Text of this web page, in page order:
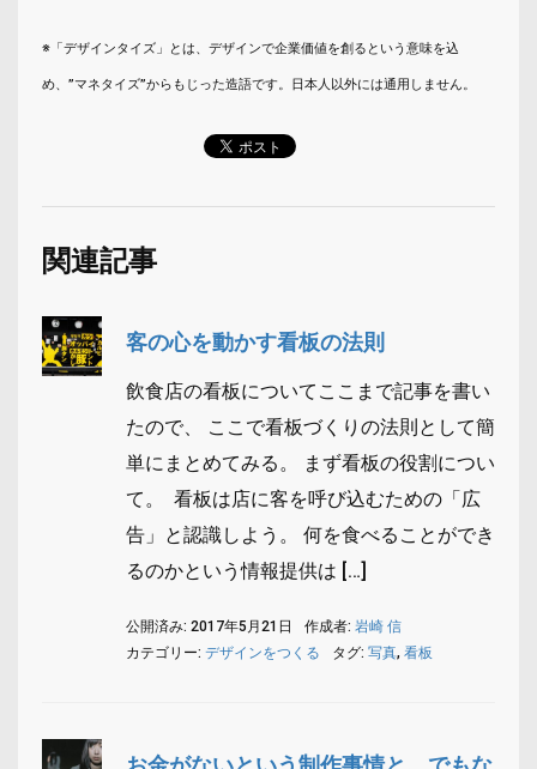
※「デザインタイズ」とは、デザインで企業価値を創るという意味を込
め、”マネタイズ”からもじった造語です。日本人以外には通用しません。
関連記事
客の心を動かす看板の法則
飲食店の看板についてここまで記事を書い
たので、 ここで看板づくりの法則として簡
単にまとめてみる。 まず看板の役割につい
て。 看板は店に客を呼び込むための「広
告」と認識しよう。 何を食べることができ
るのかという情報提供は […]
公開済み: 2017年5月21日 作成者: 岩崎 信
カテゴリー: デザインをつくる タグ: 写真, 看板